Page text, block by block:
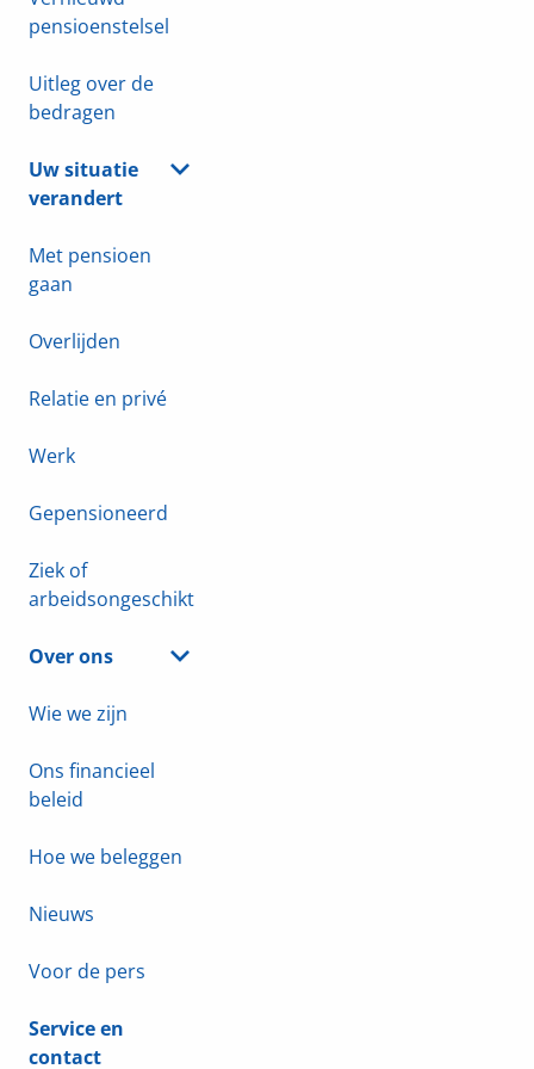
pensioenstelsel
Uitleg over de
bedragen
Uw situatie
verandert
Met pensioen
gaan
Overlijden
Relatie en privé
Werk
Gepensioneerd
Ziek of
arbeidsongeschikt
Over ons
Wie we zijn
Ons financieel
beleid
Hoe we beleggen
Nieuws
Voor de pers
Service en
contact